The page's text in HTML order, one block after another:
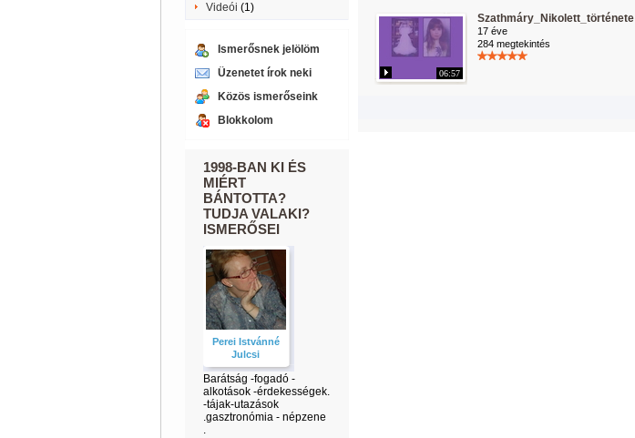
Videói (1)
Ismerősnek jelölöm
Üzenetet írok neki
Közös ismerőseink
Blokkolom
1998-BAN KI ÉS
MIÉRT
BÁNTOTTA?
TUDJA VALAKI?
ISMERŐSEI
Perei Istvánné
Julcsi
Barátság -fogadó -
alkotások -érdekességek.
-tájak-utazások
.gasztronómia - népzene
.
06:57
Szathmáry_Nikolett_története
17 éve
284 megtekintés